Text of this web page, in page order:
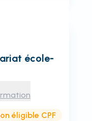
école-
éligible CPF